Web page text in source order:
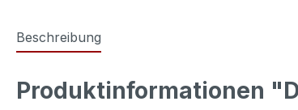
Beschreibung
Produktinformationen